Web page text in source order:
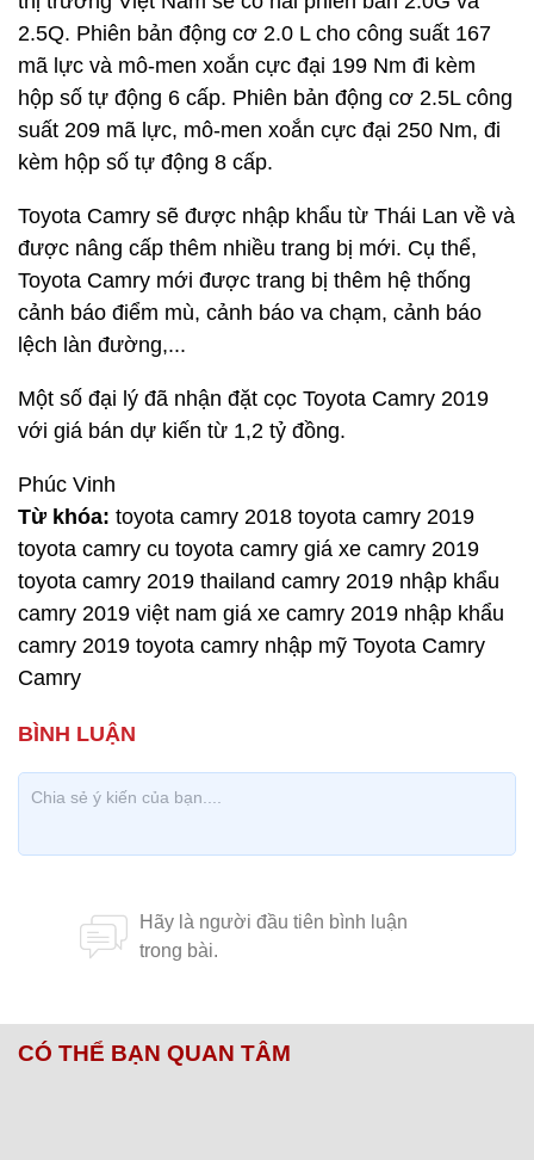
2.5Q. Phiên bản động cơ 2.0 L cho công suất 167
mã lực và mô-men xoắn cực đại 199 Nm đi kèm
hộp số tự động 6 cấp. Phiên bản động cơ 2.5L công
suất 209 mã lực, mô-men xoắn cực đại 250 Nm, đi
kèm hộp số tự động 8 cấp.
Toyota Camry sẽ được nhập khẩu từ Thái Lan về và
được nâng cấp thêm nhiều trang bị mới. Cụ thể,
Toyota Camry mới được trang bị thêm hệ thống
cảnh báo điểm mù, cảnh báo va chạm, cảnh báo
lệch làn đường,...
Một số đại lý đã nhận đặt cọc Toyota Camry 2019
với giá bán dự kiến từ 1,2 tỷ đồng.
Phúc Vinh
Từ khóa: toyota camry 2018 toyota camry 2019
toyota camry cu toyota camry giá xe camry 2019
toyota camry 2019 thailand camry 2019 nhập khẩu
camry 2019 việt nam giá xe camry 2019 nhập khẩu
camry 2019 toyota camry nhập mỹ Toyota Camry
Camry
CÓ THỂ BẠN QUAN TÂM